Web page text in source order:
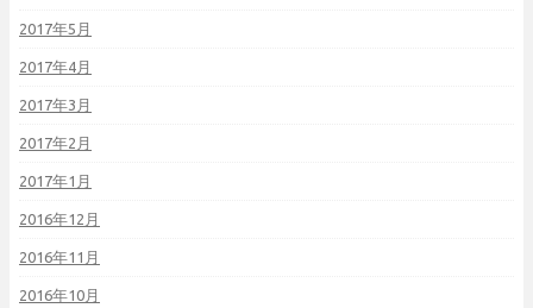
2017年5月
2017年4月
2017年3月
2017年2月
2017年1月
2016年12月
2016年11月
2016年10月